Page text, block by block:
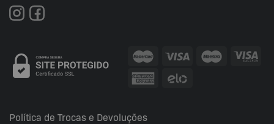
Política de Trocas e Devoluções